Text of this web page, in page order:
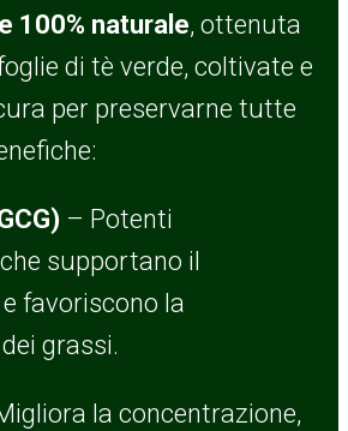
100% naturale, ottenuta
di tè verde, coltivate e
per preservarne tutte
– Potenti
supportano il
favoriscono la
grassi.
la concentrazione,